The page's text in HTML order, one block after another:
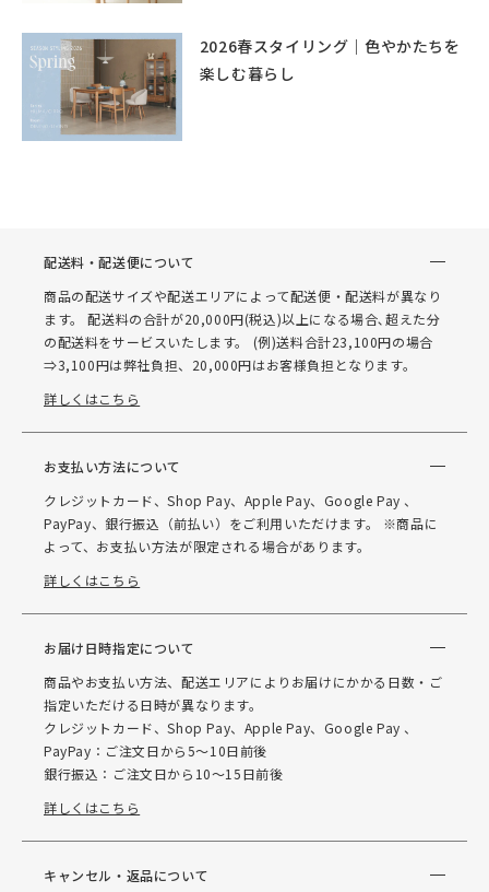
2026春スタイリング｜色やかたちを
楽しむ暮らし
配送料・配送便について
商品の配送サイズや配送エリアによって配送便・配送料が異なり
ます。 配送料の合計が20,000円(税込)以上になる場合､超えた分
の配送料をサービスいたします。 (例)送料合計23,100円の場合
⇒3,100円は弊社負担、20,000円はお客様負担となります。
詳しくはこちら
お支払い方法について
クレジットカード、Shop Pay、Apple Pay、Google Pay 、
PayPay、銀行振込（前払い）をご利用いただけます。 ※商品に
よって、お支払い方法が限定される場合があります。
詳しくはこちら
お届け日時指定について
商品やお支払い方法、配送エリアによりお届けにかかる日数・ご
指定いただける日時が異なります。
クレジットカード、Shop Pay、Apple Pay、Google Pay 、
PayPay：ご注文日から5～10日前後
銀行振込：ご注文日から10～15日前後
詳しくはこちら
キャンセル・返品について